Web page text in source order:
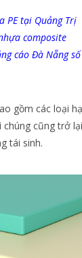
PE tại Quảng Trị
composite
cáo Đà Nẵng
gồm các loại
cũng trở
tái sinh.